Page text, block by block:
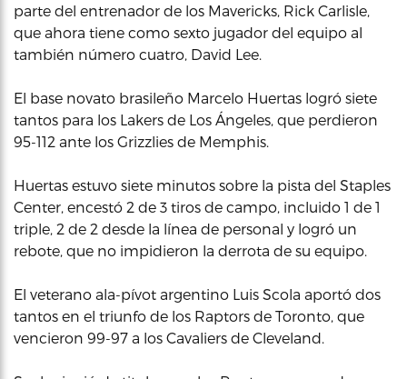
parte del entrenador de los Mavericks, Rick Carlisle,
que ahora tiene como sexto jugador del equipo al
también número cuatro, David Lee.
El base novato brasileño Marcelo Huertas logró siete
tantos para los Lakers de Los Ángeles, que perdieron
95-112 ante los Grizzlies de Memphis.
Huertas estuvo siete minutos sobre la pista del Staples
Center, encestó 2 de 3 tiros de campo, incluido 1 de 1
triple, 2 de 2 desde la línea de personal y logró un
rebote, que no impidieron la derrota de su equipo.
El veterano ala-pívot argentino Luis Scola aportó dos
tantos en el triunfo de los Raptors de Toronto, que
vencieron 99-97 a los Cavaliers de Cleveland.